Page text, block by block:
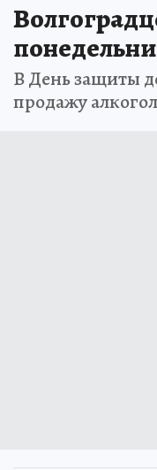
В День защиты
продажу